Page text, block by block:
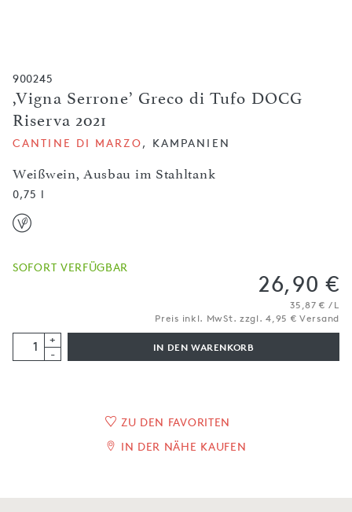
900245
,Vigna Serrone’ Greco di Tufo DOCG
Riserva 2021
Weißwein, Ausbau im Stahltank
CANTINE DI MARZO, KAMPANIEN
0,75 l
SOFORT VERFÜGBAR
26,90 €
35,87 € / L
Preis inkl. MwSt. zzgl. 4,95 € Versand
+
-
IN DEN WARENKORB
ZU DEN FAVORITEN
IN DER NÄHE KAUFEN